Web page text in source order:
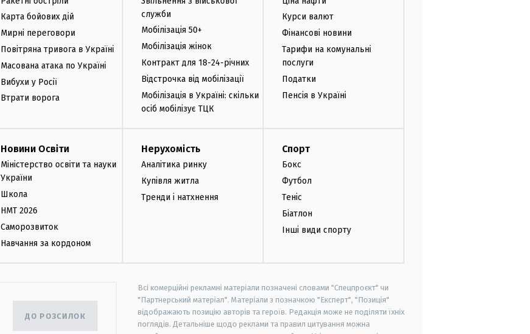
Карта бойових дій
Мирні переговори
Повітряна тривога в Україні
Масована атака по Україні
Вибухи у Росії
Втрати ворога
служби
Мобілізація 50+
Мобілізація жінок
Контракт для 18-24-річних
Відстрочка від мобілізації
Мобілізація в Україні: скільки
осіб мобілізує ТЦК
Курси валют
Фінансові новини
Тарифи на комунальні
послуги
Податки
Пенсія в Україні
Новини Освіти
Міністерство освіти та науки
України
Школа
НМТ 2026
Саморозвиток
Навчання за кордоном
Нерухомість
Аналітика ринку
Купівля житла
Тренди і натхнення
Спорт
Бокс
Футбол
Теніс
Біатлон
Інші види спорту
ДО РОЗСИЛОК
Всі комерційні рекламні матеріали позначені словами "Спецпроєкт" чи
"Партнерський матеріал". Матеріали з позначкою "Експерт", "Позиція"
відображають позицію авторів та героїв. Редакція може не поділяти їхніх
поглядів. Детальніше щодо реклами та правил цитування можна